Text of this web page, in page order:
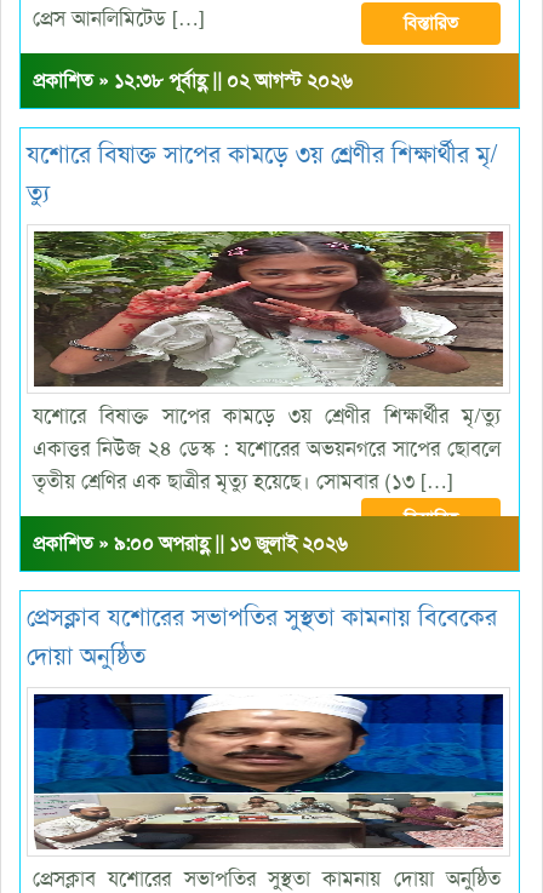
প্রেস আনলিমিটেড […]
বিস্তারিত
প্রকাশিত » ১২:৩৮ পূর্বাহ্ণ || ০২ আগস্ট ২০২৬
যশোরে বিষাক্ত সাপের কামড়ে ৩য় শ্রেণীর শিক্ষার্থীর মৃ/
ত্যু
যশোরে বিষাক্ত সাপের কামড়ে ৩য় শ্রেণীর শিক্ষার্থীর মৃ/ত্যু
একাত্তর নিউজ ২৪ ডেস্ক : যশোরের অভয়নগরে সাপের ছোবলে
তৃতীয় শ্রেণির এক ছাত্রীর মৃত্যু হয়েছে। সোমবার (১৩ […]
বিস্তারিত
প্রকাশিত » ৯:০০ অপরাহ্ণ || ১৩ জুলাই ২০২৬
প্রেসক্লাব যশোরের সভাপতির সুস্থতা কামনায় বিবেকের
দোয়া অনুষ্ঠিত
প্রেসক্লাব যশোরের সভাপতির সুস্থতা কামনায় দোয়া অনুষ্ঠিত